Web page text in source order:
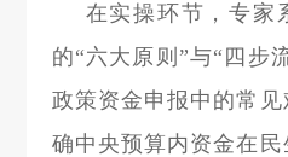
在实操环节，专家
的“六大原则”与“四步
政策资金申报中的常
确中央预算内资金在